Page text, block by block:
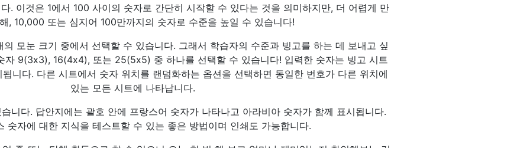
. 이것은 1에서 100 사이의 숫자로 간단히 시작할 수 있다는 것을 의미하지만, 더 어렵게 만
, 10,000 또는 심지어 100만까지의 숫자로 수준을 높일 수 있습니다!
의 모눈 크기 중에서 선택할 수 있습니다. 그래서 학습자의 수준과 빙고를 하는 데 보내고 싶
자 9(3x3), 16(4x4), 또는 25(5x5) 중 하나를 선택할 수 있습니다! 입력한 숫자는 빙고 시트
니다. 다른 시트에서 숫자 위치를 랜덤화하는 옵션을 선택하면 동일한 번호가 다른 위치에
있는 모든 시트에 나타납니다.
니다. 답안지에는 괄호 안에 프랑스어 숫자가 나타나고 아라비아 숫자가 함께 표시됩니다.
숫자에 대한 지식을 테스트할 수 있는 좋은 방법이며 인쇄도 가능합니다.